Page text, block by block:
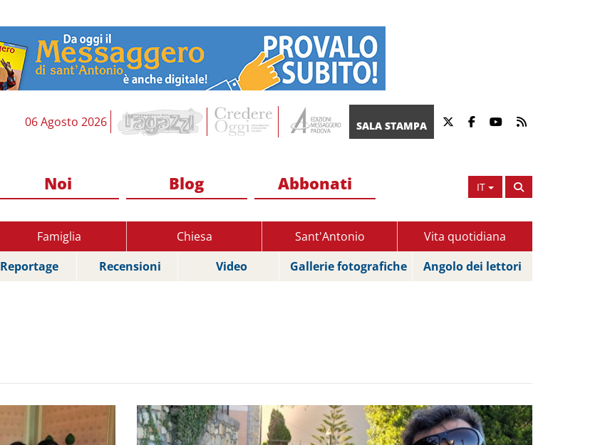
06 Agosto 2026 SALA STAMPA
IT
Noi Blog Abbonati
Famiglia Chiesa Sant'Antonio
Vita quotidiana
Reportage Recensioni Video Gallerie fotografiche Angolo dei lettori